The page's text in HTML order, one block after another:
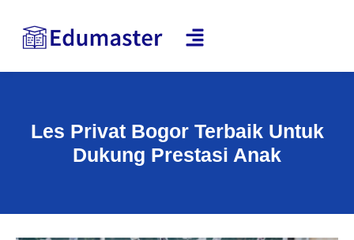
Les Privat Bogor Terbaik Untuk
Dukung Prestasi Anak